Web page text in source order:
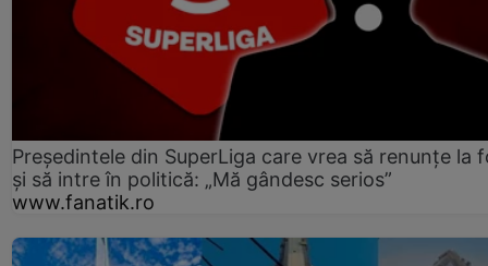
Președintele din SuperLiga care vrea să renunțe la
și să intre în politică: „Mă gândesc serios”
www.fanatik.ro